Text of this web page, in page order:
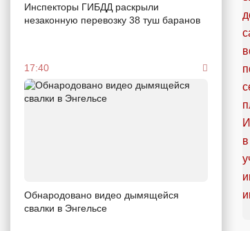
Инспекторы ГИБДД раскрыли
незаконную перевозку 38 туш баранов
17:40
Обнародовано видео дымящейся
свалки в Энгельсе